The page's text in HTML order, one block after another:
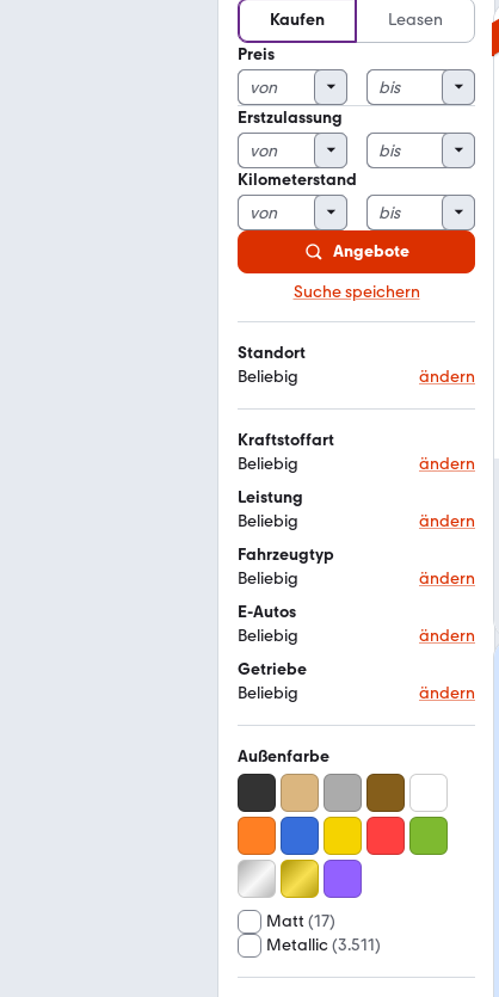
Kaufen
Leasen
Preis
Erstzulassung
Kilometerstand
Angebote
Suche speichern
Standort
Beliebig
ändern
Kraftstoffart
Beliebig
ändern
Leistung
Beliebig
ändern
Fahrzeugtyp
Beliebig
ändern
E-Autos
Beliebig
ändern
Getriebe
Beliebig
ändern
Außenfarbe
Matt (17)
Metallic(3.511)